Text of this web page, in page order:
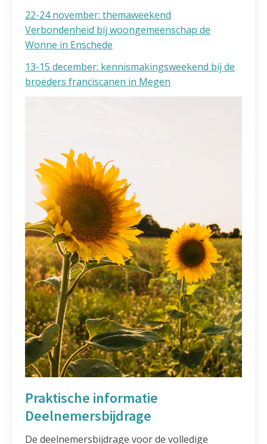
22-24 november: themaweekend
Verbondenheid bij woongemeenschap de
Wonne in Enschede
13-15 december: kennismakingsweekend bij de
broeders franciscanen in Megen
Praktische informatie
Deelnemersbijdrage
De deelnemersbijdrage voor de volledige